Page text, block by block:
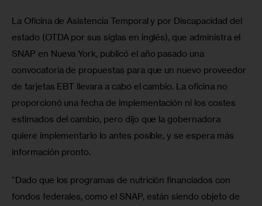
La Oficina de Asistencia Temporal y por Discapacidad del
estado (OTDA por sus siglas en inglés), que administra el
SNAP en Nueva York, publicó el año pasado una
convocatoria de propuestas para que un nuevo proveedor
de tarjetas EBT llevara a cabo el cambio. La oficina no
proporcionó una fecha de implementación ni los costes
estimados del cambio, pero dijo que la gobernadora
quiere implementarlo lo antes posible, y se espera más
información pronto.
“Dado que los programas de nutrición financiados con
fondos federales, como el SNAP, están siendo objeto de